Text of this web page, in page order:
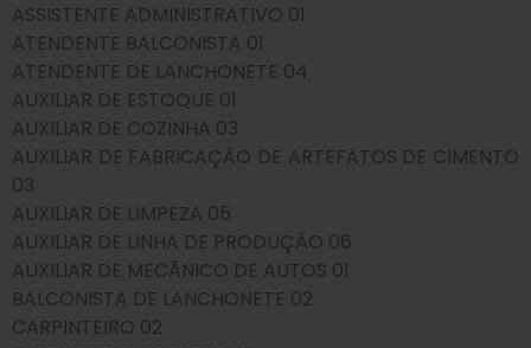
ASSISTENTE ADMINISTRATIVO 01
ATENDENTE BALCONISTA 01
ATENDENTE DE LANCHONETE 04
AUXILIAR DE ESTOQUE 01
AUXILIAR DE COZINHA 03
AUXILIAR DE FABRICAÇÃO DE ARTEFATOS DE CIMENTO
03
AUXILIAR DE LIMPEZA 05
AUXILIAR DE LINHA DE PRODUÇÃO 06
AUXILIAR DE MECÃNICO DE AUTOS 01
BALCONISTA DE LANCHONETE 02
CARPINTEIRO 02